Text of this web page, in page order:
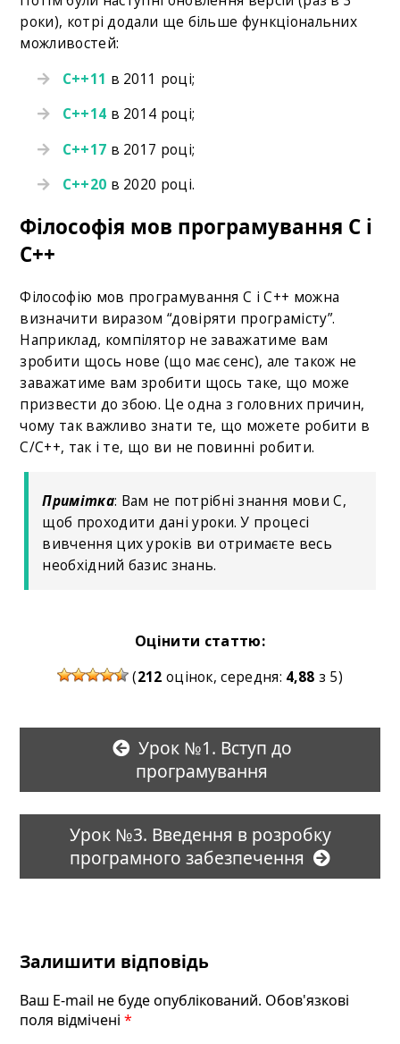
роки), котрі додали ще більше функціональних
можливостей:
C++11 в 2011 році;
C++14 в 2014 році;
C++17 в 2017 році;
С++20 в 2020 році.
Філософія мов програмування С і
С++
Філософію мов програмування С і C++ можна
визначити виразом “довіряти програмісту”.
Наприклад, компілятор не заважатиме вам
зробити щось нове (що має сенс), але також не
заважатиме вам зробити щось таке, що може
призвести до збою. Це одна з головних причин,
чому так важливо знати те, що можете робити в
С/C++, так і те, що ви не повинні робити.
Примітка: Вам не потрібні знання мови С,
щоб проходити дані уроки. У процесі
вивчення цих уроків ви отримаєте весь
необхідний базис знань.
Оцінити статтю:
(212 оцінок, середня: 4,88 з 5)
Урок №1. Вступ до
програмування
Урок №3. Введення в розробку
програмного забезпечення
Залишити відповідь
Ваш E-mail не буде опублікований. Обов'язкові
поля відмічені*